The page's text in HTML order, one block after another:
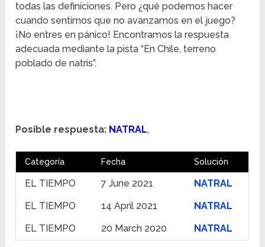
todas las definiciones. Pero ¿qué podemos hacer
cuando sentimos que no avanzamos en el juego?
¡No entres en pánico! Encontramos la respuesta
adecuada mediante la pista “En Chile, terreno
poblado de natris”.
Posible respuesta: NATRAL,
Categoría Fecha Solución
EL TIEMPO 7 June 2021
NATRAL
EL TIEMPO
14 April 2021
NATRAL
EL TIEMPO
20 March 2020 NATRAL